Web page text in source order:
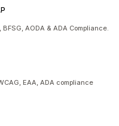
AODA & ADA Compliance.
EAA, ADA compliance